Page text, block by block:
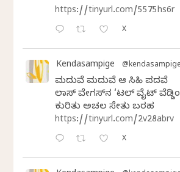
https://tinyurl.com/5575hs6r
X
Kendasampige @kendasampige
ಮದುವೆ ಮದುವೆ ಆ ಸಿಹಿ ಪದವೆ
ಲಾಸ್‌ ವೇಗಸ್‌ನ ‘ಲಿಟಲ್ ವೈಟ್
ಕುರಿತು ಅಚಲ ಸೇತು ಬರಹ
https://tinyurl.com/2v28abrv
X